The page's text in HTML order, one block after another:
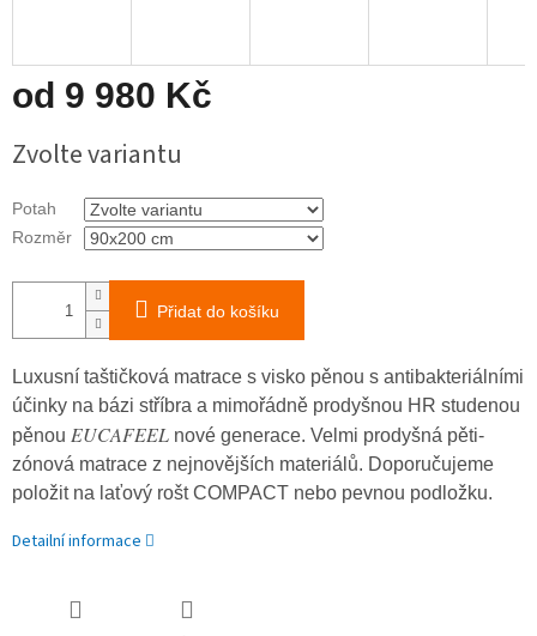
od 9 980 Kč
cena:
Zvolte variantu
Potah
Rozměr
Přidat do košíku
Luxusní taštičková matrace s visko pěnou s antibakteriálními
účinky na bázi stříbra a mimořádně prodyšnou HR studenou
pěnou EUCAFEEL nové generace. Velmi prodyšná pěti-
zónová matrace z nejnovějších materiálů. Doporučujeme
položit na laťový rošt COMPACT nebo pevnou podložku.
Detailní informace